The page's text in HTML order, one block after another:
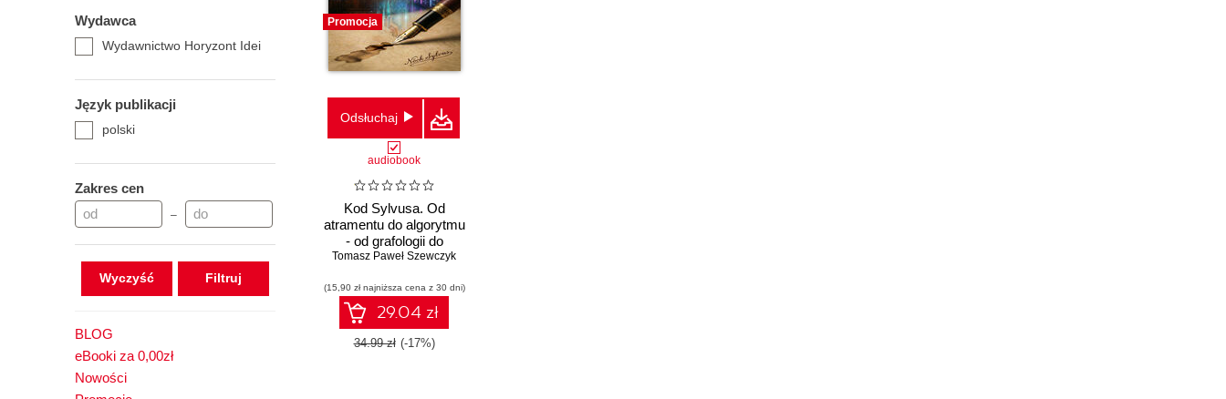
Wydawca
Wydawnictwo Horyzont Idei
Język publikacji
polski
Zakres cen
–
Wyczyść
BLOG
eBooki za 0,00zł
Nowości
Promocja
Odsłuchaj
audiobook
Kod Sylvusa. Od
atramentu do algorytmu
- od grafologii do
biometrii
Tomasz Paweł Szewczyk
(15,90 zł najniższa cena z 30 dni)
29.04 zł
34.99 zł (-17%)